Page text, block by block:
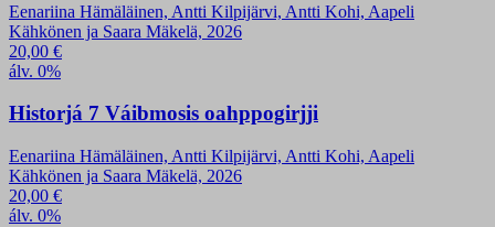
Eenariina Hämäläinen, Antti Kilpijärvi, Antti Kohi, Aapeli
Kähkönen ja Saara Mäkelä, 2026
20,00 €
álv. 0%
Historjá 7 Váibmosis oahppogirjji
Eenariina Hämäläinen, Antti Kilpijärvi, Antti Kohi, Aapeli
Kähkönen ja Saara Mäkelä, 2026
20,00 €
álv. 0%